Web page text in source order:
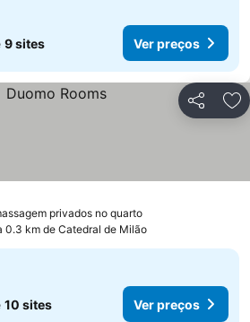
9 sites Ver preços
Partilhar
privados no quarto
0.3 km de Catedral de Milão
10 sites Ver preços